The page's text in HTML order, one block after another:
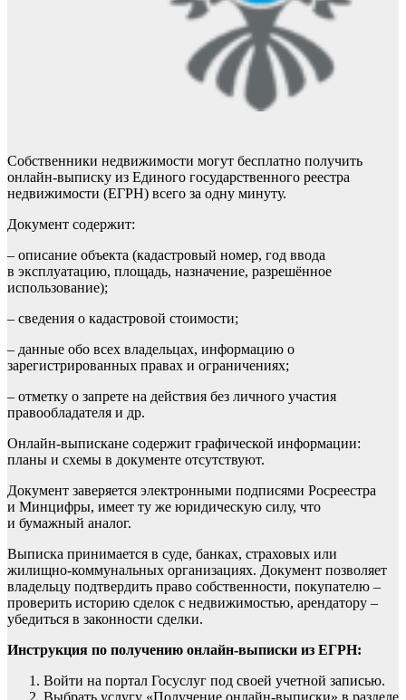
Собственники недвижимости могут бесплатно получить
онлайн-выписку из Единого государственного реестра
недвижимости (ЕГРН) всего за одну минуту.
Документ содержит:
– описание объекта (кадастровый номер, год ввода
в эксплуатацию, площадь, назначение, разрешённое
использование);
– сведения о кадастровой стоимости;
– данные обо всех владельцах, информацию о
зарегистрированных правах и ограничениях;
– отметку о запрете на действия без личного участия
правообладателя и др.
Онлайн-выпискане содержит графической информации:
планы и схемы в документе отсутствуют.
Документ заверяется электронными подписями Росреестра
и Минцифры, имеет ту же юридическую силу, что
и бумажный аналог.
Выписка принимается в суде, банках, страховых или
жилищно-коммунальных организациях. Документ позволяет
владельцу подтвердить право собственности, покупателю –
проверить историю сделок с недвижимостью, арендатору –
убедиться в законности сделки.
Инструкция по получению онлайн-выписки из ЕГРН:
Войти на портал Госуслуг под своей учетной записью.
Выбрать услугу «Получение онлайн-выписки» в разделе